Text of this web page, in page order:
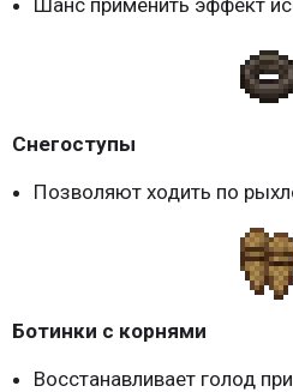
Снегоступы
Позволяют ходить по
Ботинки с корнями
Восстанавливает голод